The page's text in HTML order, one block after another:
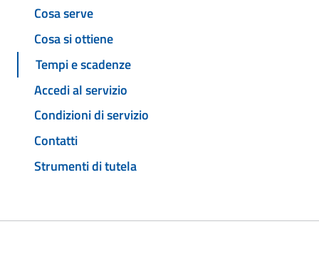
Cosa serve
Cosa si ottiene
Tempi e scadenze
Accedi al servizio
Condizioni di servizio
Contatti
Strumenti di tutela